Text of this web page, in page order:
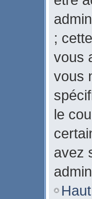
;
vous
vous
le
avez
Haut